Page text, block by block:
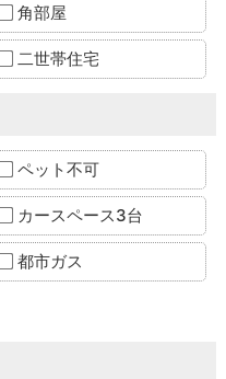
角部屋
二世帯住宅
ペット不可
カースペース3台
都市ガス